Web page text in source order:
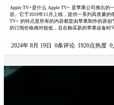
Apple TV+是什么 Apple TV+ 是苹果公司推出的
容。它于2019年11月上线，提供一系列高质量
TV+ 的特点是所有的内容都是由苹果制作的原
的订阅价格相对较低，且在购买新的苹果设备时
卡奖。 主要特点包括： 原创内容：Apple TV+
2024年 8月 19日 0条评论 1920点热度 0